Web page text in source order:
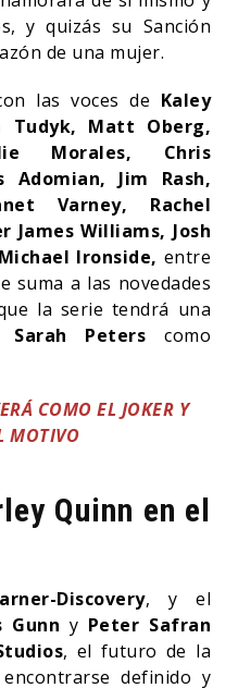
y quizás su Sanción
de una mujer.
las voces de Kaley
Tudyk, Matt Oberg,
Morales, Chris
Adomian, Jim Rash,
Varney, Rachel
James Williams, Josh
Ironside, entre
suma a las novedades
la serie tendrá una
Sarah Peters como
COMO EL JOKER Y
MOTIVO
Quinn en el
Discovery, y el
Gunn y Peter Safran
, el futuro de la
definido y